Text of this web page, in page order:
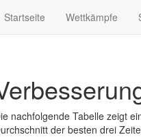
Startseite Wettkämpfe
nachfolgende Tabelle zeigt
der besten drei